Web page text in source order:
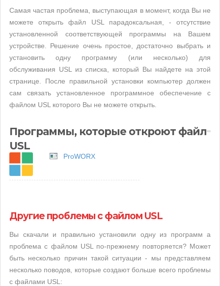
Самая частая проблема, выступающая в момент, когда Вы не
можете открыть файл USL парадоксальная, - отсутствие
установленной соответствующей программы на Вашем
устройстве. Решение очень простое, достаточно выбрать и
установить одну программу (или несколько) для
обслуживания USL из списка, который Вы найдете на этой
странице. После правильной установки компьютер должен
сам связать установленное программное обеспечение с
файлом USL которого Вы не можете открыть.
Программы, которые откроют файл
USL
ProWORX
Другие проблемы с файлом USL
Вы скачали и правильно установили одну из программ а
проблема с файлом USL по-прежнему повторяется? Может
быть несколько причин такой ситуации - мы представляем
несколько поводов, которые создают больше всего проблемы
с файлами USL: